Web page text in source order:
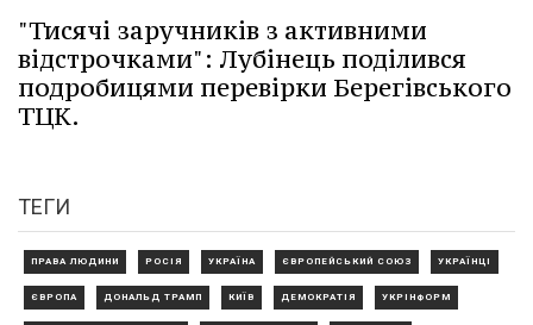
"Тисячі заручників з активними
відстрочками": Лубінець поділився
подробицями перевірки Берегівського
ТЦК.
ТЕГИ
ПРАВА ЛЮДИНИ РОСІЯ УКРАЇНА ЄВРОПЕЙСЬКИЙ СОЮЗ УКРАЇНЦІ
ЄВРОПА ДОНАЛЬД ТРАМП КИЇВ ДЕМОКРАТІЯ УКРІНФОРМ